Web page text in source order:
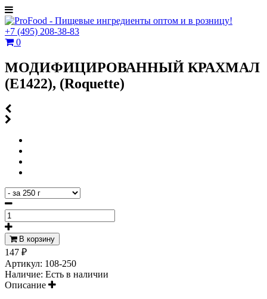
+7 (495) 208-38-83
0
МОДИФИЦИРОВАННЫЙ КРАХМАЛ
(Е1422), (Roquette)
В корзину
147 ₽
Артикул: 108-250
Наличие: Есть в наличии
Описание